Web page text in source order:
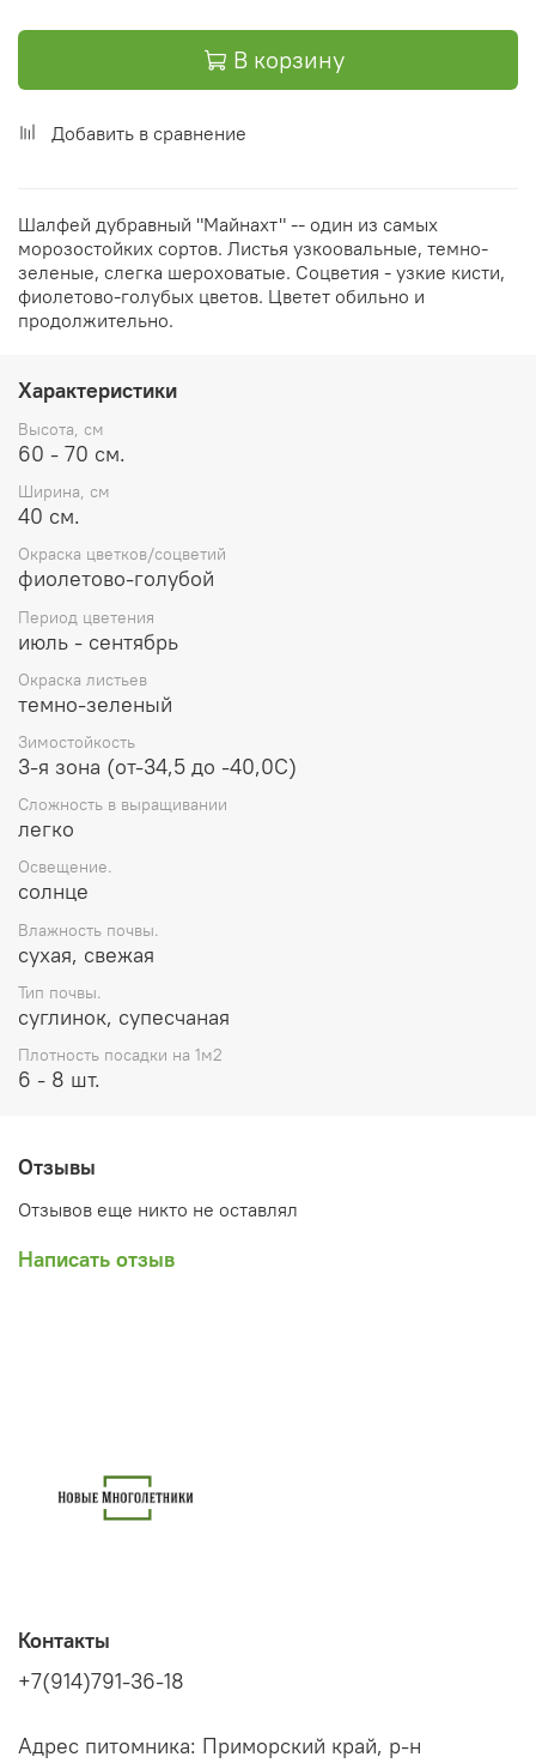
В корзину
Добавить в сравнение
Шалфей дубравный "Майнахт" -- один из самых
морозостойких сортов. Листья узкоовальные, темно-
зеленые, слегка шероховатые. Соцветия - узкие кисти,
фиолетово-голубых цветов. Цветет обильно и
продолжительно.
Характеристики
Высота, см
60 - 70 см.
Ширина, см
40 см.
Окраска цветков/соцветий
фиолетово-голубой
Период цветения
июль - сентябрь
Окраска листьев
темно-зеленый
Зимостойкость
3-я зона (от-34,5 до -40,0С)
Сложность в выращивании
легко
Освещение.
солнце
Влажность почвы.
сухая, свежая
Тип почвы.
суглинок, супесчаная
Плотность посадки на 1м2
6 - 8 шт.
Отзывы
Отзывов еще никто не оставлял
Написать отзыв
Контакты
+7(914)791-36-18
Адрес питомника: Приморский край, р-н